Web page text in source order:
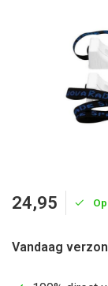
24,95
Vandaag